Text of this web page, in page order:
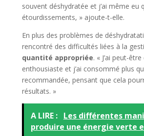
souvent déshydratée et j’ai même eu
étourdissements, » ajoute-t-elle.
En plus des problèmes de
rencontré des difficultés liées à la
quantité appropriée. « J’ai peut-
enthousiaste et j’ai consommé plus
recommandée, pensant que cela
résultats. »
A LIRE : Les différentes
produire une énergie verte